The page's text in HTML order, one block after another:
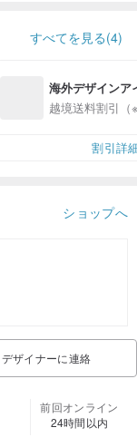
すべてを見る(4)
海外デザインア
入
越境送料割引（
割引詳
ショップへ
デザイナーに連絡
前回オンライン
24時間以内